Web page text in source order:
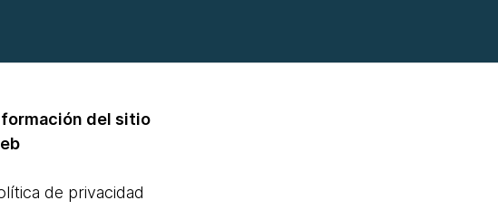
del sitio
de privacidad